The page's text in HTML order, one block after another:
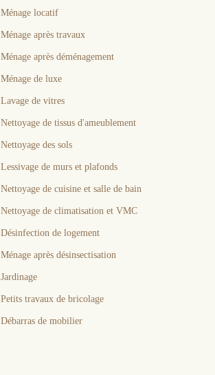
Ménage locatif
Ménage après travaux
Ménage après déménagement
Ménage de luxe
Lavage de vitres
Nettoyage de tissus d'ameublement
Nettoyage des sols
Lessivage de murs et plafonds
Nettoyage de cuisine et salle de bain
Nettoyage de climatisation et VMC
Désinfection de logement
Ménage après désinsectisation
Jardinage
Petits travaux de bricolage
Débarras de mobilier